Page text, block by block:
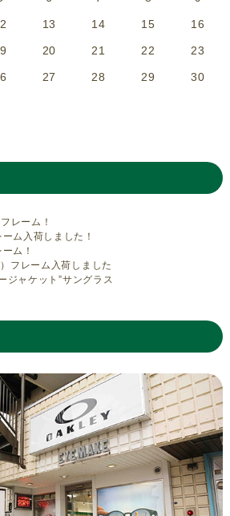
13 14 15 16
20 21 22 23
27 28 29 30
レーム！
ム入荷しました！
ム！
フレーム入荷しました
ャケット”サングラス